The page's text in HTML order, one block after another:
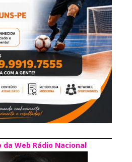
da Web Rádio Nacional